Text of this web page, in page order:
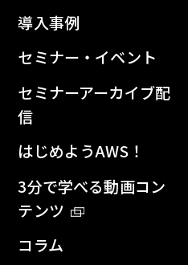
導入事例
セミナー・イベント
セミナーアーカイブ配
信
はじめようAWS！
3分で学べる動画コン
テンツ
コラム